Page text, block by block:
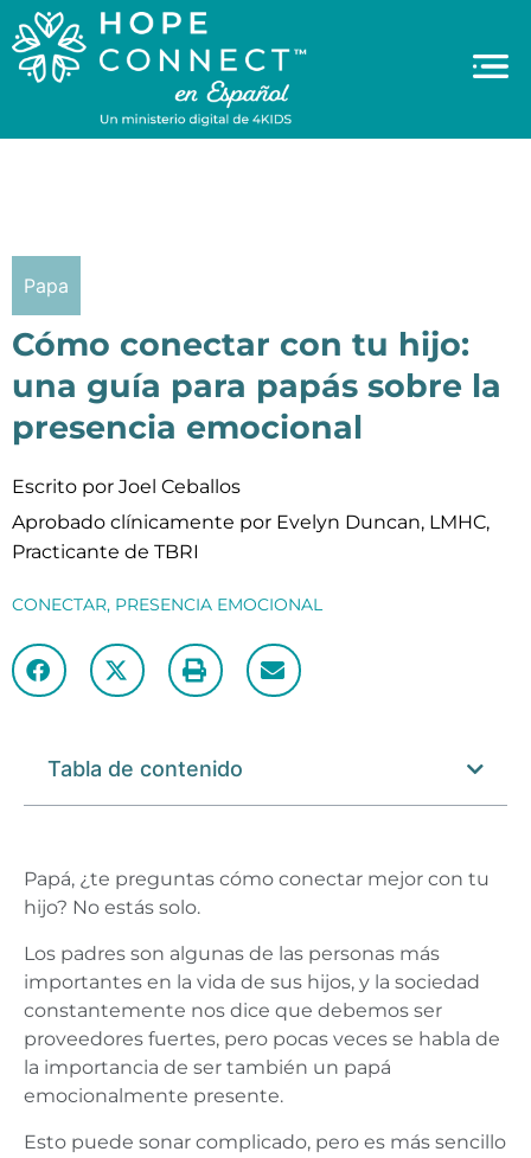
Papa
Cómo conectar con tu hijo:
una guía para papás sobre la
presencia emocional
Escrito por Joel Ceballos
Aprobado clínicamente por Evelyn Duncan, LMHC,
Practicante de TBRI
CONECTAR, PRESENCIA EMOCIONAL
Papá, ¿te preguntas cómo conectar mejor con tu
hijo? No estás solo.
Los padres son algunas de las personas más
importantes en la vida de sus hijos, y la sociedad
constantemente nos dice que debemos ser
proveedores fuertes, pero pocas veces se habla de
la importancia de ser también un papá
emocionalmente presente.
Esto puede sonar complicado, pero es más sencillo
Tabla de contenido